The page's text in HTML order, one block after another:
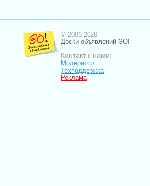
© 2006-2026
Доски объявлений GO!
Контакт с нами:
Модератор
Техподдержка
Реклама